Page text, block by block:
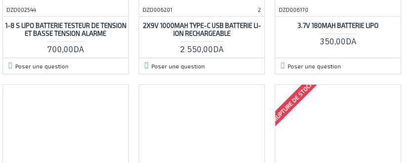
DZD002544
1-8 S LIPO BATTERIE TESTEUR DE TENSION
ET BASSE TENSION ALARME
700,00DA
Poser une question
DZD006201 2
2X9V 1000MAH TYPE-C USB BATTERIE LI-
ION RECHARGEABLE
2 550,00DA
Poser une question
DZD006170
3.7V 180MAH BATTERIE LIPO
350,00DA
Poser une question
RUPTURE DE STOCK